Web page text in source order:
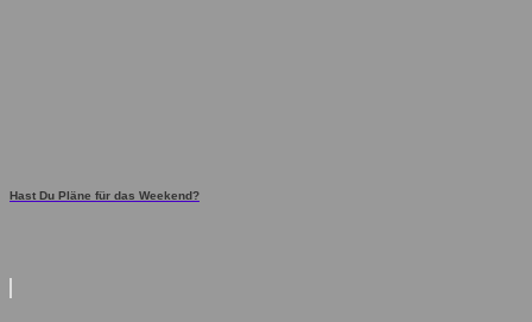
Hast Du Pläne für das Weekend?